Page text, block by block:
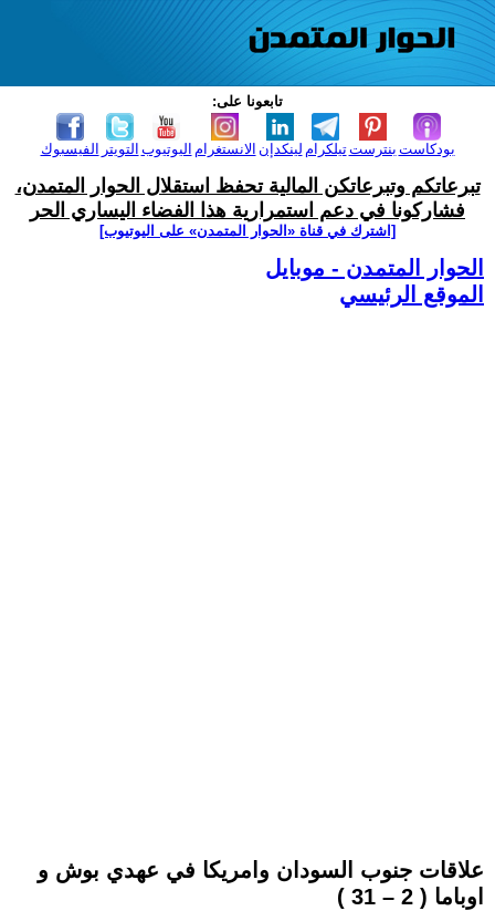
تابعونا على:
الفيسبوك التويتر اليوتيوب الانستغرام لينكدإن تيلكرامبنترست بودكاست
تبرعاتكم وتبرعاتكن المالية تحفظ استقلال الحوار المتمدن،
فشاركونا في دعم استمرارية هذا الفضاء اليساري الحر
[اشترك في قناة ‫«الحوار المتمدن» على اليوتيوب]
الحوار المتمدن - موبايل
الموقع الرئيسي
علاقات جنوب السودان وامريكا في عهدي بوش و
اوباما ( 2 – 31 )